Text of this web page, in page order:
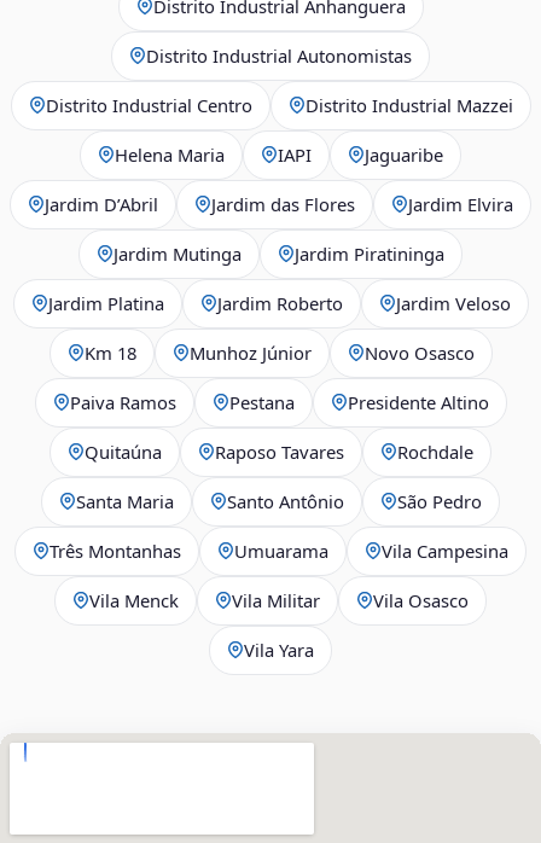
Distrito Industrial Anhanguera
Distrito Industrial Autonomistas
Distrito Industrial Centro Distrito Industrial Mazzei
Helena Maria IAPI Jaguaribe
Jardim D’Abril Jardim das Flores Jardim Elvira
Jardim Mutinga Jardim Piratininga
Jardim Platina Jardim Roberto Jardim Veloso
Km 18 Munhoz Júnior Novo Osasco
Paiva Ramos Pestana Presidente Altino
Quitaúna Raposo Tavares Rochdale
Santa Maria Santo Antônio São Pedro
Três Montanhas Umuarama Vila Campesina
Vila Menck Vila Militar Vila Osasco
Vila Yara